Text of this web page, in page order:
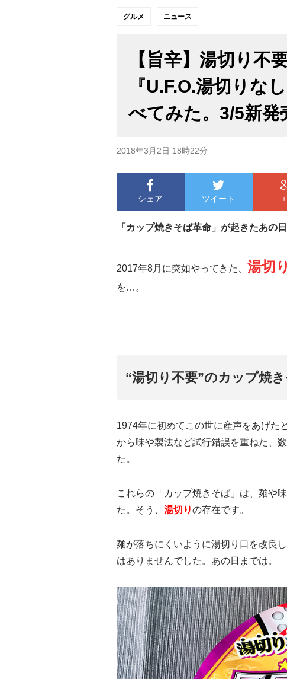
グルメ ニュース
【旨辛】湯切り不
『U.F.O.湯切りな
べてみた。3/5新発
2018年3月2日 18時22分
シェア ツイート
「カップ焼きそば革命」が起きたあの
2017年8月に突如やってきた、 湯切
を…。
“湯切り不要”のカップ焼
1974年に初めてこの世に産声をあげた
から味や製法など試行錯誤を重ねた、
た。
これらの「カップ焼きそば」は、麺や
た。そう、 湯切りの存在です。
麺が落ちにくいように湯切り口を改良
はありませんでした。あの日までは。